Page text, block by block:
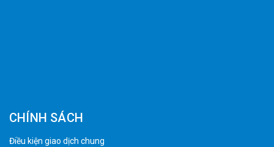
CHÍNH SÁCH
Điều kiện giao dịch chung